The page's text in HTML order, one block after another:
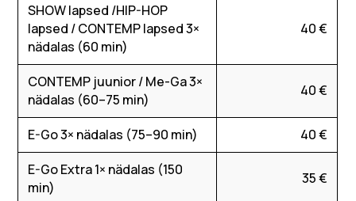
SHOW lapsed /HIP-HOP
lapsed / CONTEMP lapsed 3×
nädalas (60 min)
40 €
CONTEMP juunior / Me-Ga 3×
nädalas (60–75 min)
40 €
E-Go 3× nädalas (75–90 min)
40 €
E-Go Extra 1× nädalas (150
min)
35 €